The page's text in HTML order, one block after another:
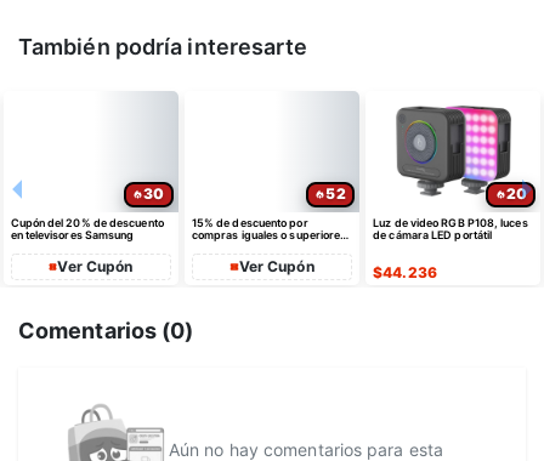
También podría interesarte
30
Cupón del 20% de descuento
en televisores Samsung
Ver Cupón
52
15% de descuento por
compras iguales o superiores
de dto
Ver Cupón
20
Luz de video RGB P108, luces
de cámara LED portátil
$44.236
Comentarios (0)
Aún no hay comentarios para esta